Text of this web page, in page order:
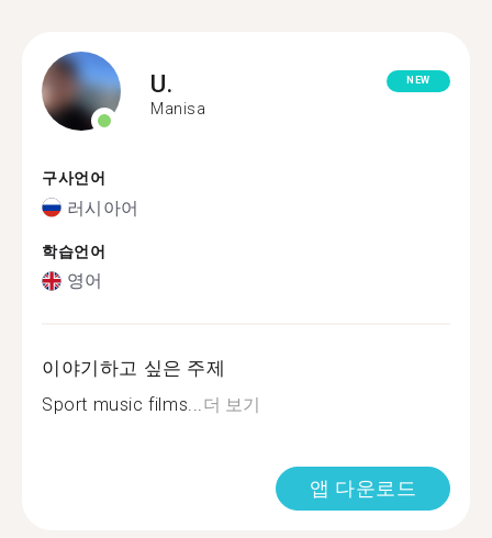
U.
Manisa
NEW
구사언어
러시아어
학습언어
영어
이야기하고 싶은 주제
Sport music films...더 보기
앱 다운로드